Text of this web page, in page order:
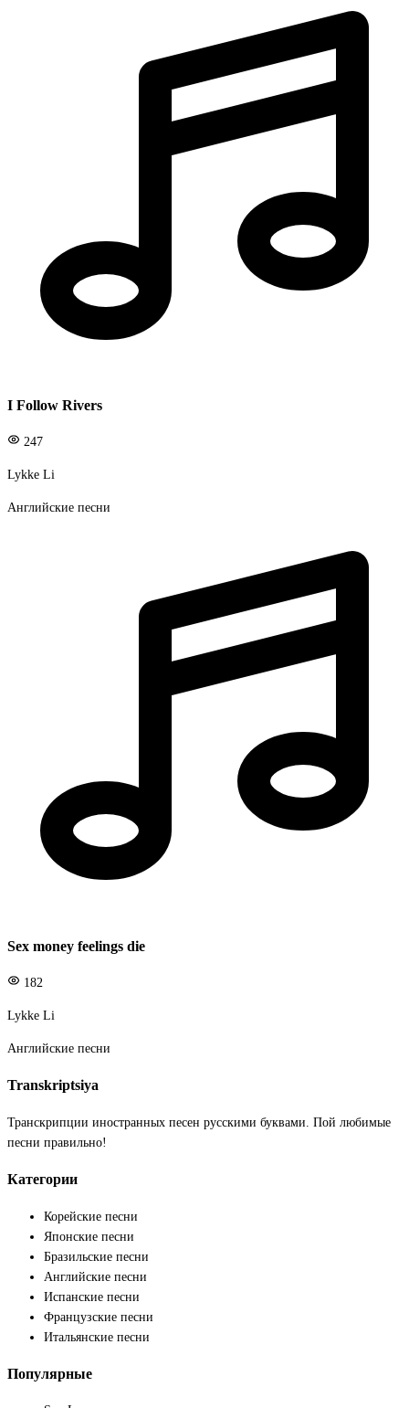
I Follow Rivers
247
Lykke Li
Английские песни
Sex money feelings die
182
Lykke Li
Английские песни
Transkriptsiya
Транскрипции иностранных песен русскими буквами. Пой любимые
песни правильно!
Категории
Корейские песни
Японские песни
Бразильские песни
Английские песни
Испанские песни
Французские песни
Итальянские песни
Популярные